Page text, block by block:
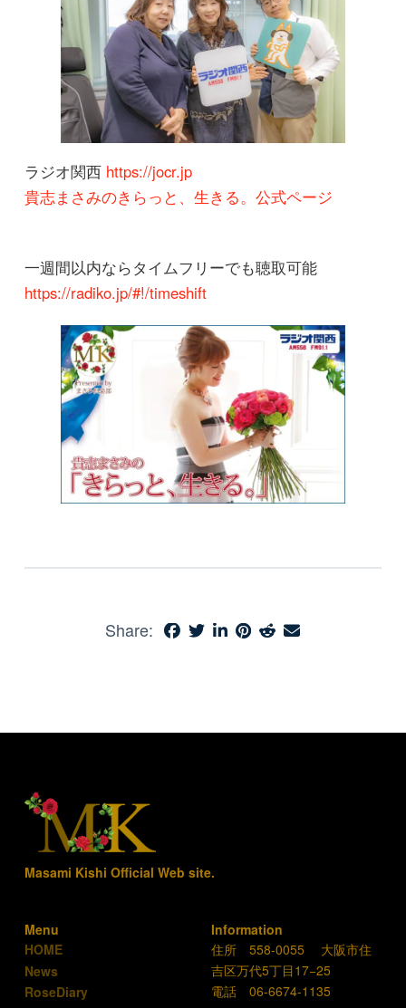
ラジオ関西 https://jocr.jp
貴志まさみのきらっと、生きる。公式ページ
一週間以内ならタイムフリーでも聴取可能
https://radiko.jp/#!/timeshift
Share:
Masami Kishi Official Web site.
Menu
HOME
News
RoseDiary
Information
住所 558-0055 大阪市住
吉区万代5丁目17−25
電話 06-6674-1135